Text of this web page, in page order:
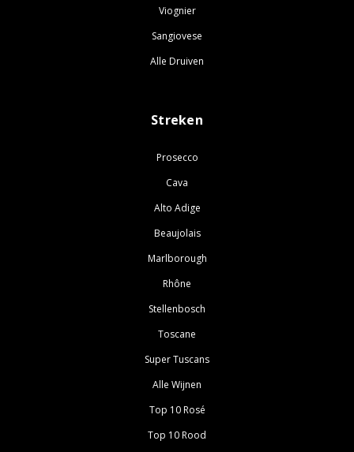
Viognier
Sangiovese
Alle Druiven
Streken
Prosecco
Cava
Alto Adige
Beaujolais
Marlborough
Rhône
Stellenbosch
Toscane
Super Tuscans
Alle Wijnen
Top 10 Rosé
Top 10 Rood